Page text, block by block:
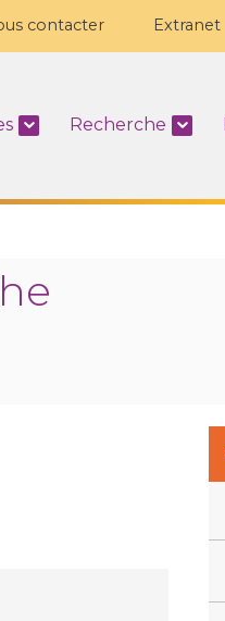
contacter Extranet
Recherche